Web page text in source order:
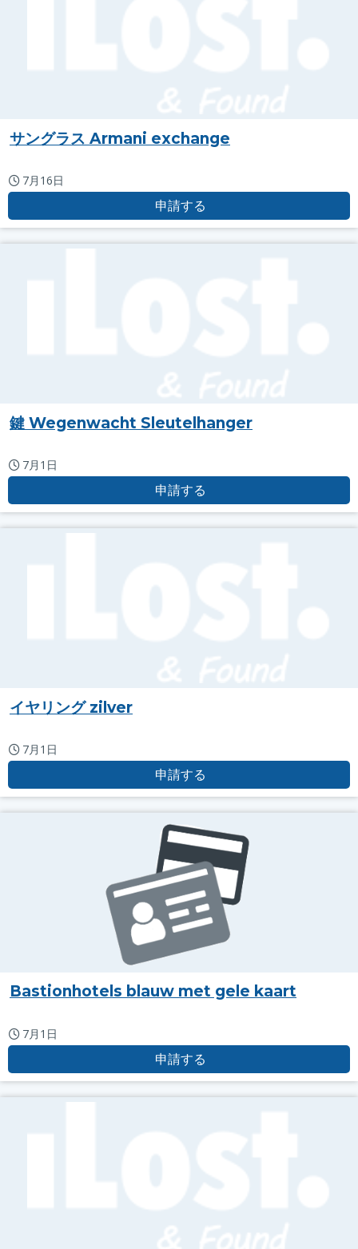
サングラス Armani exchange
7月16日
申請する
鍵 Wegenwacht Sleutelhanger
7月1日
申請する
イヤリング zilver
7月1日
申請する
Bastionhotels blauw met gele kaart
7月1日
申請する